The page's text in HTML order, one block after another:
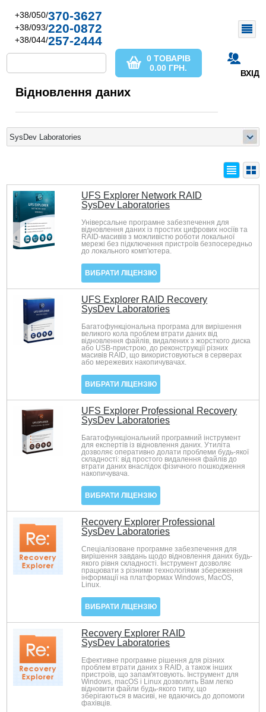
+38/050/370-3627
+38/093/220-0872
+38/044/257-2444
ВХІД
0 ТОВАРІВ
0.00 ГРН.
Відновлення даних
UFS Explorer Network RAID
SysDev Laboratories
Універсальне програмне забезпечення для
відновлення даних із простих цифрових носіїв та
RAID-масивів з можливістю роботи локальної
мережі без підключення пристроїв безпосередньо
до локального комп'ютера.
ВИБРАТИ ЛІЦЕНЗІЮ
UFS Explorer RAID Recovery
SysDev Laboratories
Багатофункціональна програма для вирішення
великого кола проблем втрати даних від
відновлення файлів, видалених з жорсткого диска
або USB-пристрою, до реконструкції різних
масивів RAID, що використовуються в серверах
або мережевих накопичувачах.
ВИБРАТИ ЛІЦЕНЗІЮ
UFS Explorer Professional Recovery
SysDev Laboratories
Багатофункціональний програмний інструмент
для експертів із відновлення даних. Утиліта
дозволяє оперативно долати проблеми будь-якої
складності: від простого видалення файлів до
втрати даних внаслідок фізичного пошкодження
накопичувача.
ВИБРАТИ ЛІЦЕНЗІЮ
Recovery Explorer Professional
SysDev Laboratories
Спеціалізоване програмне забезпечення для
вирішення завдань щодо відновлення даних будь-
якого рівня складності. Інструмент дозволяє
працювати з різними технологіями збереження
інформації на платформах Windows, MacOS,
Linux.
ВИБРАТИ ЛІЦЕНЗІЮ
Recovery Explorer RAID
SysDev Laboratories
Ефективне програмне рішення для різних
проблем втрати даних з RAID, а також інших
пристроїв, що запам'ятовують. Інструмент для
Windows, macOS і Linux дозволить Вам легко
відновити файли будь-якого типу, що
зберігаються в масиві, не вдаючись до допомоги
фахівців.